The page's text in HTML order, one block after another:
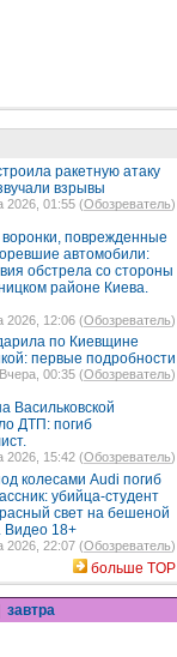
ракетную атаку
взрывы
2026, 01:55 (Обозреватель)
воронки, поврежденные
автомобили:
обстрела со стороны
районе Киева.
2026, 12:06 (Обозреватель)
по Киевщине
первые подробности
Вчера, 00:35 (Обозреватель)
Васильковской
ДТП: погиб
2026, 15:42 (Обозреватель)
колесами Audi погиб
убийца-студент
свет на бешеной
Видео 18+
2026, 22:07 (Обозреватель)
больше TOP
завтра